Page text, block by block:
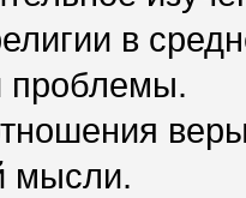
в
проблемы.
мысли.